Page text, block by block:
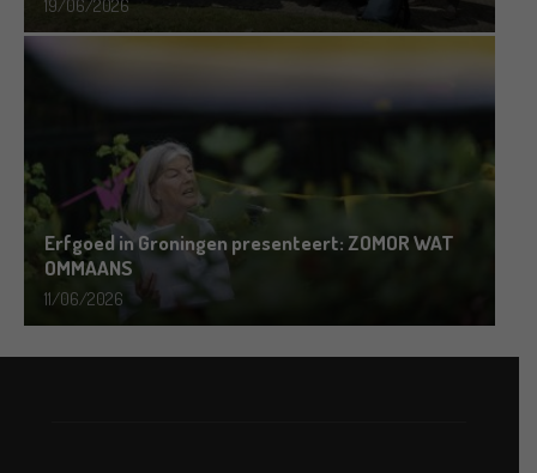
19/06/2026
Erfgoed in Groningen presenteert: ZOMOR WAT
OMMAANS
11/06/2026